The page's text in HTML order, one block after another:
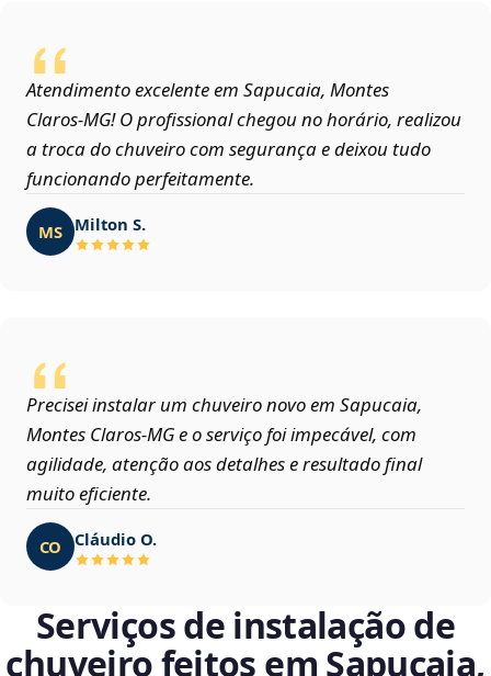
Atendimento excelente em Sapucaia, Montes
Claros‑MG! O profissional chegou no horário, realizou
a troca do chuveiro com segurança e deixou tudo
funcionando perfeitamente.
MS Milton S.
Precisei instalar um chuveiro novo em Sapucaia,
Montes Claros‑MG e o serviço foi impecável, com
agilidade, atenção aos detalhes e resultado final
muito eficiente.
CO Cláudio O.
Serviços de instalação de
chuveiro feitos em Sapucaia,